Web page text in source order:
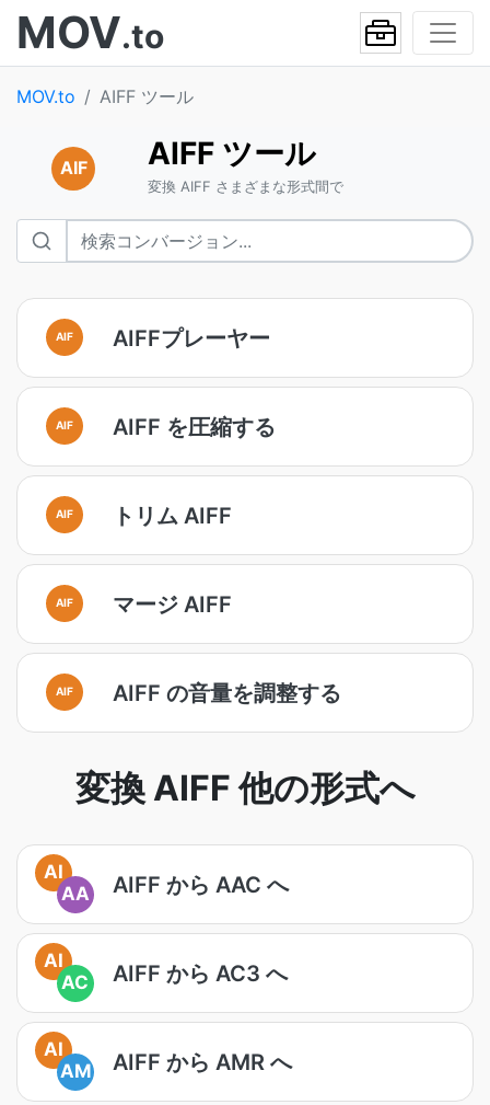
MOV.to
MOV.to AIFF ツール
AIF AIFF ツール
変換 AIFF さまざまな形式間で
AIF AIFFプレーヤー
AIF AIFF を圧縮する
AIF トリム AIFF
AIF マージ AIFF
AIF AIFF の音量を調整する
変換 AIFF 他の形式へ
AI
AA
AIFF から AAC へ
AI
AC
AIFF から AC3 へ
AI
AM
AIFF から AMR へ